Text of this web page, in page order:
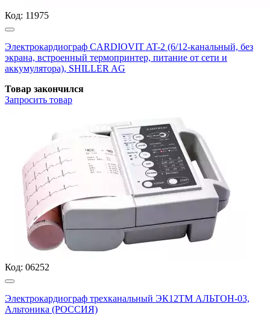
Код: 11975
Электрокардиограф CARDIOVIT AT-2 (6/12-канальный, без
экрана, встроенный термопринтер, питание от сети и
аккумулятора), SHILLER AG
Товар закончился
Запросить товар
Код: 06252
Электрокардиограф трехканальный ЭК12ТМ АЛЬТОН-03,
Альтоника (РОССИЯ)